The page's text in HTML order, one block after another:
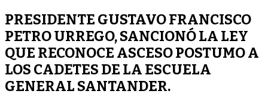
PRESIDENTE GUSTAVO FRANCISCO
PETRO URREGO, SANCIONÓ LA LEY
QUE RECONOCE ASCESO POSTUMO A
LOS CADETES DE LA ESCUELA
GENERAL SANTANDER.